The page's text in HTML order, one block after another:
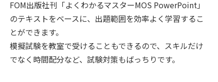
FOM出版社刊「よくわかるマスターMOS PowerPoint」
のテキストをベースに、出題範囲を効率よく学習するこ
とができます。
模擬試験を教室で受けることもできるので、スキルだけ
でなく時間配分など、試験対策もばっちりです。